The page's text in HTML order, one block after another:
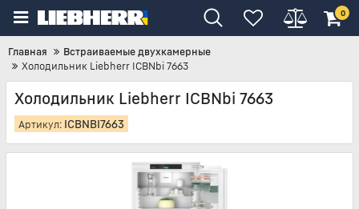
0
Главная
Встраиваемые двухкамерные
Холодильник Liebherr ICBNbi 7663
Холодильник Liebherr ICBNbi 7663
Артикул: ICBNBI7663